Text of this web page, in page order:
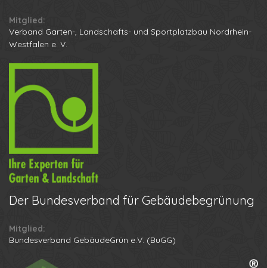
Mitglied:
Verband Garten-, Landschafts- und Sportplatzbau Nordrhein-
Westfalen e. V.
Der Bundesverband für Gebäudebegrünung
Mitglied:
Bundesverband GebäudeGrün e.V. (BuGG)